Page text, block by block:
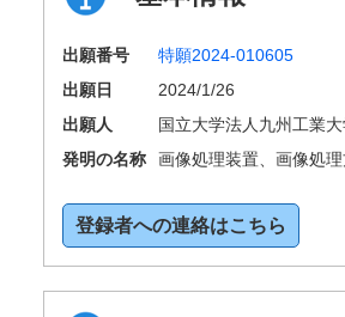
出願番号 特願2024-010605
出願日
2024/1/26
出願人
国立大学法人九州工業
発明の名称
画像処理装置、画像処
登録者への連絡はこちら